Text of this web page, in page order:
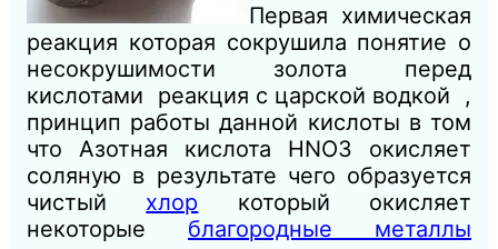
Первая химическая
реакция которая сокрушила понятие о
несокрушимости золота перед
кислотами реакция с царской водкой ,
принцип работы данной кислоты в том
что Азотная кислота HNO3 окисляет
соляную в результате чего образуется
чистый хлор который окисляет
некоторые благородные металлы